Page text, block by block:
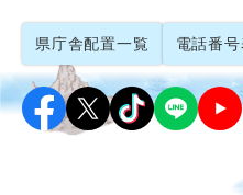
県庁舎配置一覧 電話番号